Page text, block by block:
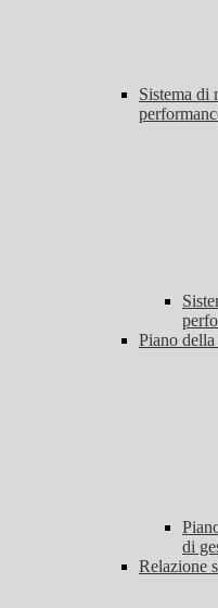
Sistema di
Piano
di
Relazione